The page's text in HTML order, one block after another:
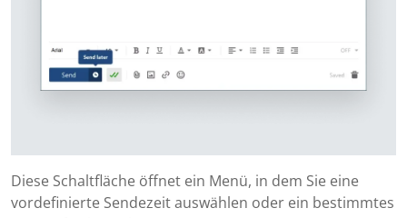
Diese Schaltfläche öffnet ein Menü, in dem Sie eine
vordefinierte Sendezeit auswählen oder ein bestimmtes